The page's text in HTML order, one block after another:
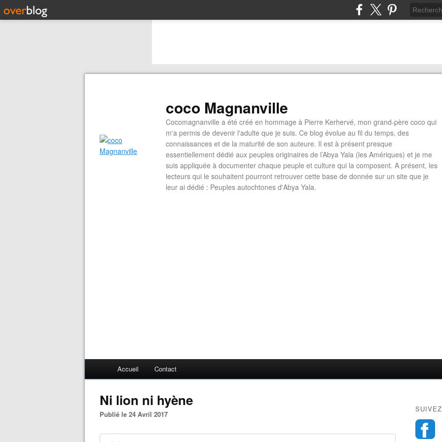
coco Magnanville
Cocomagnanville a été créé en hommage à Pierre Kerhervé, mon grand-père coco qui
m'a permis de devenir l'adulte que je suis. Ce blog évolue au fil du temps, des
connaissances et de la maturité de son auteure. Il est à présent presque
essentiellement dédié aux peuples originaires de l’Abya Yala (les Amériques) et je me
suis appliquée à documenter chaque peuple et culture qui la composent. A présent, les
lecteurs qui le souhaitent pourront retrouver cette base de donnée sur un site que je
leur ai dédié : Peuples autochtones d'Abya Yala.
Accueil Contact
Ni lion ni hyène
Publié le 24 Avril 2017